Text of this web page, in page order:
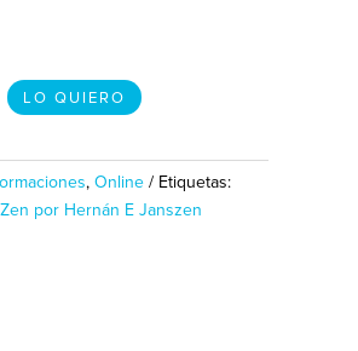
LO QUIERO
,Online
Etiquetas:
por Hernán E Janszen